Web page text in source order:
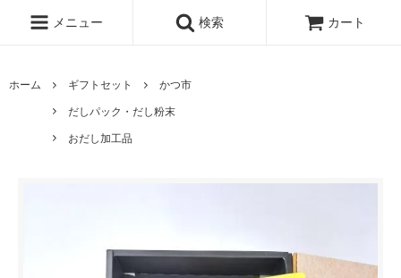
メニュー 検索 カート
ホーム ギフトセット
かつ市
だしパック・だし粉末
おだし加工品